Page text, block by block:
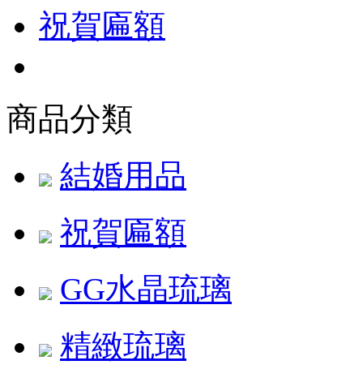
祝賀匾額
商品分類
結婚用品
祝賀匾額
GG水晶琉璃
精緻琉璃